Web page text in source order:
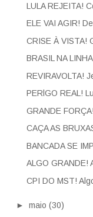
LULA REJEITA!
ELE VAI AGIR!
CRISE À VISTA!
BRASIL NA
REVIRAVOLTA!
PERlGO REAL!
GRANDE
CAÇA AS
BANCADA SE
ALGO GRANDE!
CPI DO MST!
► maio (30)